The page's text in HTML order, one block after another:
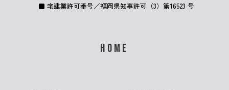
宅建業許可番号／福岡県知事許可（3）第16523 号
HOME